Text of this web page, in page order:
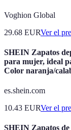
Voghion Global
29.68 EURVer el
SHEIN Zapatos
para mujer, ideal
Color naranja/
es.shein.com
10.43 EURVer el
SHEIN Zapatos